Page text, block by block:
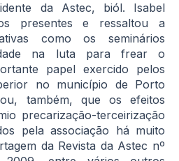
da Astec, biól. Isabel
presentes e ressaltou a
como os seminários
na luta para frear o
papel exercido pelos
no município de Porto
também, que os efeitos
precarização-terceirização
pela associação há muito
da Revista da Astec nº